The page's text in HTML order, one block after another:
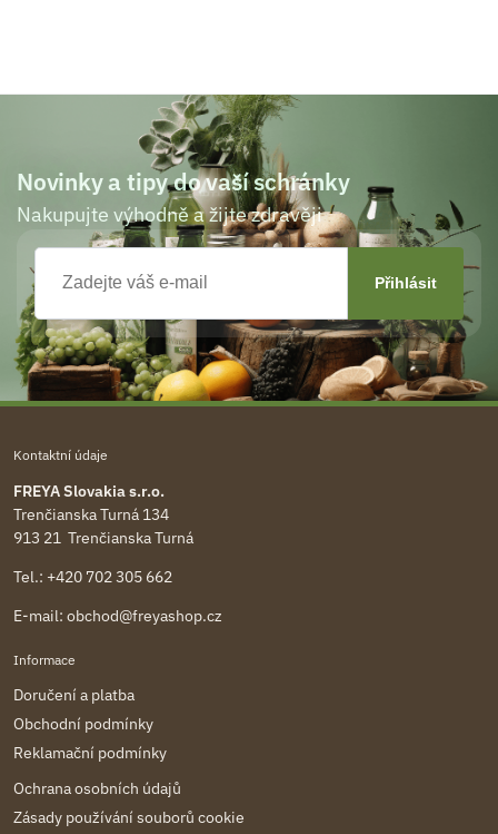
Novinky a tipy do vaší schránky
Nakupujte výhodně a žijte zdravěji
Kontaktní údaje
FREYA Slovakia s.r.o.
Trenčianska Turná 134
913 21 Trenčianska Turná
Tel.: +420 702 305 662
E-mail: obchod@freyashop.cz
Informace
Doručení a platba
Obchodní podmínky
Reklamační podmínky
Ochrana osobních údajů
Zásady používání souborů cookie